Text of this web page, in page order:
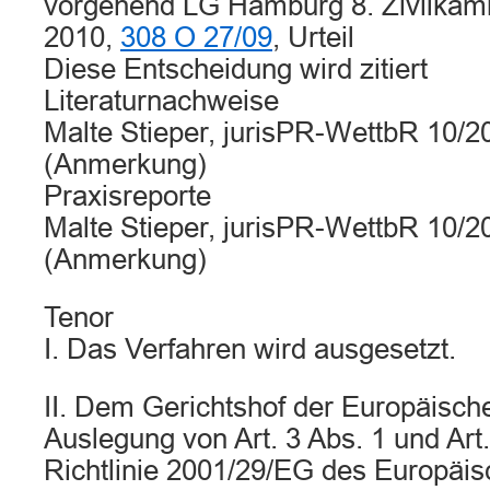
2010, 308 O 27/09, Urteil
Diese Entscheidung wird zitiert
Literaturnachweise
Malte Stieper, jurisPR-WettbR 10/
(Anmerkung)
Praxisreporte
Malte Stieper, jurisPR-WettbR 10/
(Anmerkung)
Tenor
I. Das Verfahren wird ausgesetzt.
II. Dem Gerichtshof der
Auslegung von Art. 3 Abs. 1 und
Richtlinie 2001/29/EG des